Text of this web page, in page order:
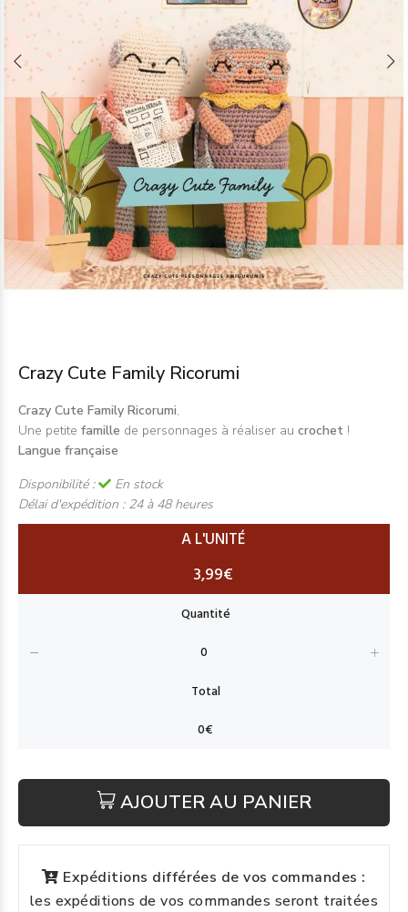
Crazy Cute Family Ricorumi
Crazy Cute Family Ricorumi,
Une petite famille de personnages à réaliser au crochet !
Langue française
Disponibilité :
En stock
Délai d'expédition : 24 à 48 heures
A L'UNITÉ
3,99€
AJOUTER AU PANIER
Expéditions différées de vos commandes :
les expéditions de vos commandes seront traitées